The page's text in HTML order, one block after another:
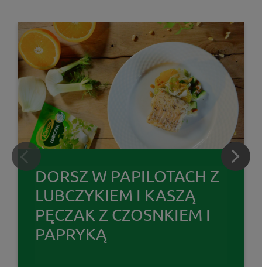
DORSZ W PAPILOTACH Z
LUBCZYKIEM I KASZĄ
PĘCZAK Z CZOSNKIEM I
PAPRYKĄ